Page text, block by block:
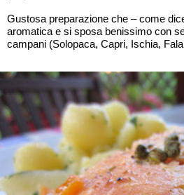
Gustosa preparazione che – come
aromatica e si sposa benissimo con
campani (Solopaca, Capri, Ischia,